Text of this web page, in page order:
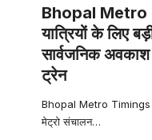
Bhopal Metro
यात्रियों के लिए
सार्वजनिक अवकाश
ट्रेन
Bhopal Metro Timings :
मेट्रो संचालन…